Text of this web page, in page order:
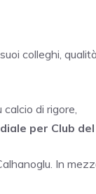
colleghi,
calcio di rigore,
per Club
In